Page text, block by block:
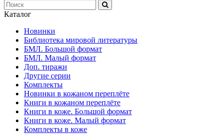
Каталог
Новинки
Библиотека мировой литературы
БМЛ. Большой формат
БМЛ. Малый формат
Доп. тиражи
Другие серии
Комплекты
Новинки в кожаном переплёте
Книги в кожаном переплёте
Книги в коже. Большой формат
Книги в коже. Малый формат
Комплекты в коже